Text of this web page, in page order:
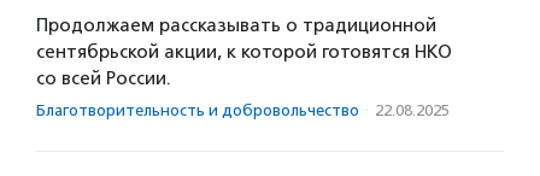
Продолжаем рассказывать о традиционной
сентябрьской акции, к которой готовятся НКО
со всей России.
Благотвори­тель­ность и доброволь­чест­во · 22.08.2025